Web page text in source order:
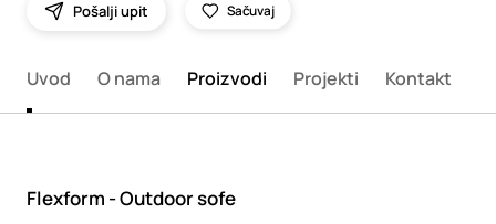
Pošalji upit Sačuvaj
Uvod O nama Proizvodi Projekti Kontakt
Flexform - Outdoor sofe